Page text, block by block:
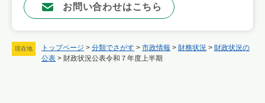
現在地 トップページ > 分類でさがす > 市政情報 > 財務状況 > 財政状況の
公表 > 財政状況公表令和７年度上半期
お問い合わせはこちら